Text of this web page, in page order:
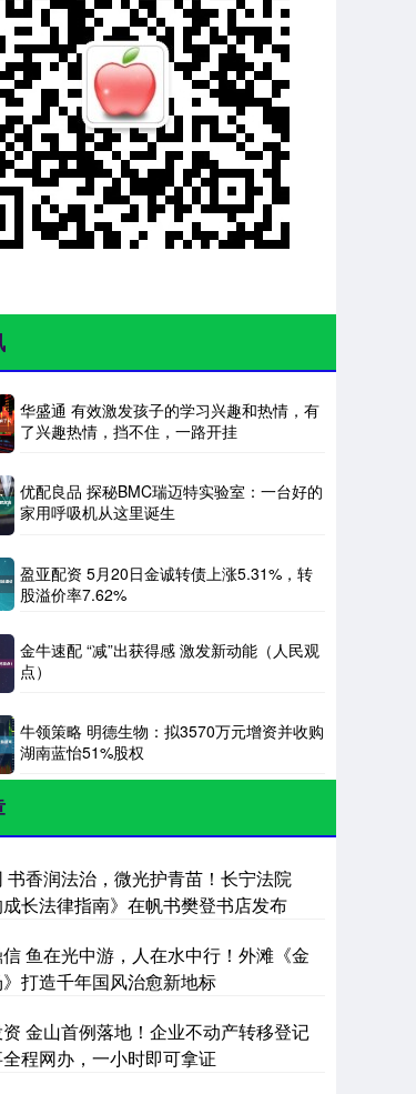
华盛通 有效激发孩子的学习兴趣和热情，有
了兴趣热情，挡不住，一路开挂
优配良品 探秘BMC瑞迈特实验室：一台好的
家用呼吸机从这里诞生
盈亚配资 5月20日金诚转债上涨5.31%，转
股溢价率7.62%
金牛速配 “减”出获得感 激发新动能（人民观
点）
牛领策略 明德生物：拟3570万元增资并收购
湖南蓝怡51%股权
书香润法治，微光护青苗！长宁法院
成长法律指南》在帆书樊登书店发布
鱼在光中游，人在水中行！外滩《金
打造千年国风治愈新地标
金山首例落地！企业不动产转移登记
程网办，一小时即可拿证